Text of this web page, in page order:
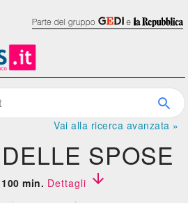
Vai alla ricerca avanzata »
SPOSE
100 min. Dettagli 